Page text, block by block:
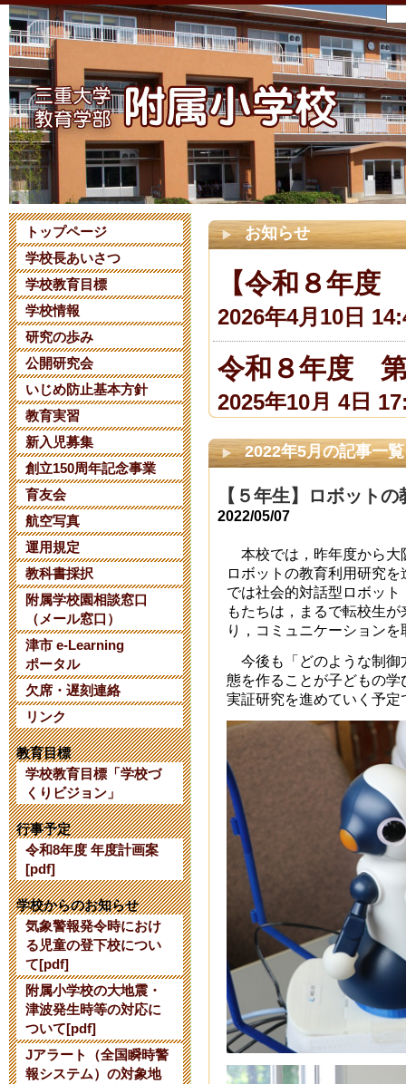
トップページ
学校長あいさつ
学校教育目標
学校情報
研究の歩み
公開研究会
いじめ防止基本方針
教育実習
新入児募集
創立150周年記念事業
育友会
航空写真
運用規定
教科書採択
附属学校園相談窓口
（メール窓口）
津市 e-Learning
ポータル
欠席・遅刻連絡
リンク
教育目標
学校教育目標「学校づ
くりビジョン」
行事予定
令和8年度 年度計画案
[pdf]
学校からのお知らせ
気象警報発令時におけ
る児童の登下校につい
て[pdf]
附属小学校の大地震・
津波発生時等の対応に
ついて[pdf]
Jアラート（全国瞬時警
報システム）の対象地
お知らせ
【令和８年
2026年4月10日
令和８年度 第
2025年10月 4日
【令和８年度
て】
2025年6月 2日
【日本AED
について】
三重大学教育
考 第２次選
2024年10月 6日
【公開研究会
2024年7月24日
【令和７年度
て】
2024年6月 3日
令和６年度使
2024年2月27日
2022年5月の記事一覧
【５年生】ロボット
2022/05/07
本校では，昨年度から大
ロボットの教育利用研究
では社会的対話型ロボッ
もたちは，まるで転校生
り，コミュニケーション
今後も「どのような制御
態を作ることが子どもの
実証研究を進めていく予定